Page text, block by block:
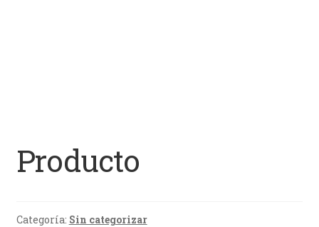
Producto
Categoría: Sin categorizar